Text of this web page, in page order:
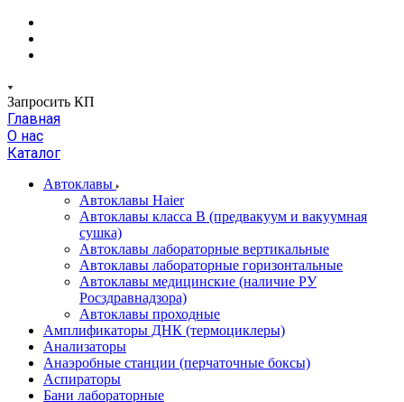
Запросить КП
Главная
О нас
Каталог
Автоклавы
Автоклавы Haier
Автоклавы класса B (предвакуум и вакуумная
сушка)
Автоклавы лабораторные вертикальные
Автоклавы лабораторные горизонтальные
Автоклавы медицинские (наличие РУ
Росздравнадзора)
Автоклавы проходные
Амплификаторы ДНК (термоциклеры)
Анализаторы
Анаэробные станции (перчаточные боксы)
Аспираторы
Бани лабораторные